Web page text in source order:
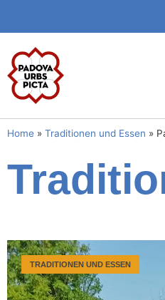
Home » Traditionen und Essen »
TRADITIONEN UND ESSEN